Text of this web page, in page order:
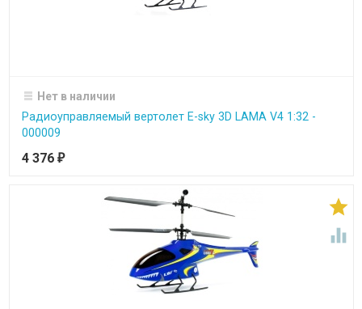
Нет в наличии
Радиоуправляемый вертолет E-sky 3D LAMA V4 1:32 -
000009
4 376 ₽

